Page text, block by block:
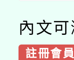
內文可
註冊會員